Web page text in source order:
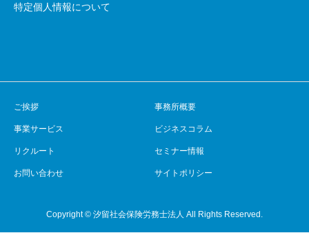
特定個人情報について
ご挨拶 事務所概要
事業サービス ビジネスコラム
リクルート セミナー情報
お問い合わせ サイトポリシー
Copyright © 汐留社会保険労務士法人 All Rights Reserved.